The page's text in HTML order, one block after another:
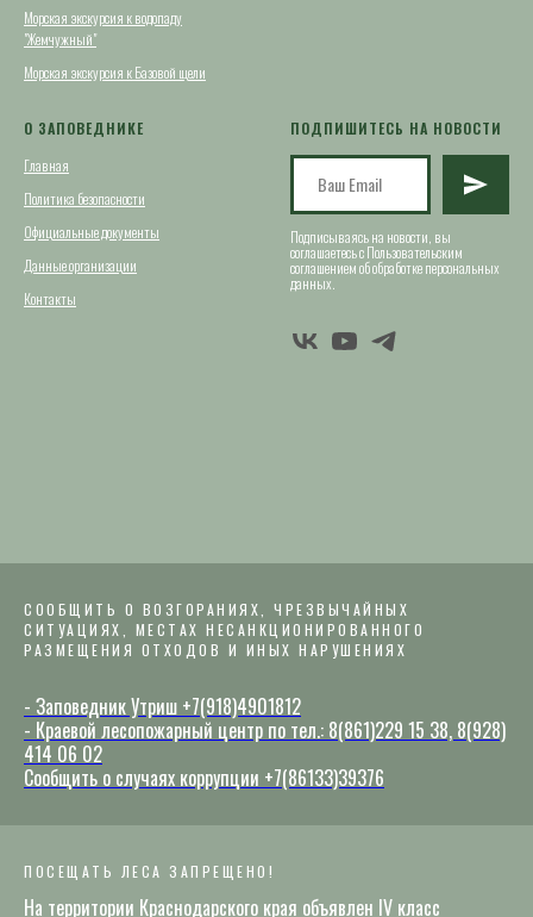
Морская экскурсия к водопаду
"Жемчужный"
Морская экскурсия к Базовой щели
О ЗАПОВЕДНИКЕ
Главная
Политика безопасности
Официальные документы
Данные организации
Контакты
ПОДПИШИТЕСЬ НА НОВОСТИ
Подписываясь на новости, вы
соглашаетесь сПользовательским
соглашениемоб обработке персональных
данных.
СООБЩИТЬ О ВОЗГОРАНИЯХ, ЧРЕЗВЫЧАЙНЫХ
СИТУАЦИЯХ, МЕСТАХ НЕСАНКЦИОНИРОВАННОГО
РАЗМЕЩЕНИЯ ОТХОДОВ И ИНЫХ НАРУШЕНИЯХ
- Заповедник Утриш +7(918)4901812
- Краевой лесопожарный центр по тел.: 8(861)229 15 38, 8(928)
414 06 02
Сообщить о случаях коррупции +7(86133)39376
ПОСЕЩАТЬ ЛЕСА ЗАПРЕЩЕНО!
На территории Краснодарского края объявлен IV класс